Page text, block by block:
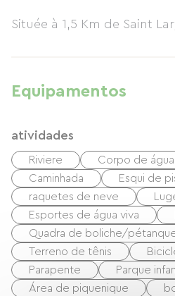
Située à 1,5 Km de Saint
de la maison).
6 Chambres:
Grascoueou: 5places:
Auloueilh:1 places: 1x90 (
Arsoue: 3 places: 1x140/
Moudang: 2 places: 1x140
Fredançon: 5 places:
Lias: 2 places: 1x140
Equipamentos
atividades
Riviere Corpo de água
Caminhada
Esqui de
raquetes de neve
Esportes de água viva
Quadra de boliche/
Terreno de tênis
Parapente
Parque
Área de piquenique